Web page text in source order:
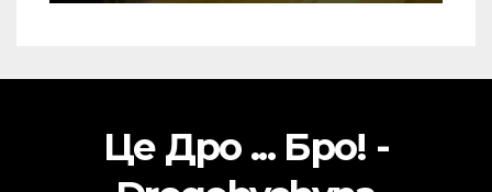
Це Дро ... Бро! -